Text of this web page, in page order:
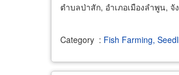
ตำบลป่าสัก, อำเภอเมืองลำพูน,
Category : Fish Farming,